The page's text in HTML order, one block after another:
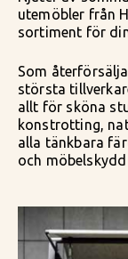
utemöbler från
sortiment för
Som
största
allt för sköna
konstrotting,
alla tänkbara
och